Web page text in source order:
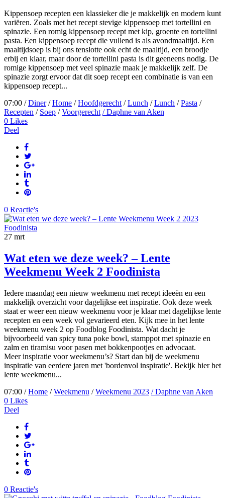
Kippensoep recepten een klassieker die je makkelijk en modern kunt
variëren. Zoals met het recept stevige kippensoep met tortellini en
spinazie. Een romig kippensoep recept met kip, groente en tortellini
pasta. Een kippensoep recept die vullend is als avondmaaltijd. Een
maaltijdsoep is bij ons tenslotte ook echt de maaltijd, een broodje
erbij en klaar, maar door de tortellini pasta is dit geeneens nodig. De
romige kippensoep met veel spinazie maak je makkelijk zelf. De
spinazie zorgt ervoor dat dit soep recept een combinatie is van een
kippensoep recept...
07:00 /Diner/Home /Hoofdgerecht /Lunch /Lunch /Pasta /
Recepten / Soep /Voorgerecht / Daphne van Aken
0 Likes
Deel
0 Reactie's
27 mrt
Wat eten we deze week? – Lente
Weekmenu Week 2 Foodinista
Iedere maandag een nieuw weekmenu met recept ideeën en een
makkelijk overzicht voor dagelijkse eet inspiratie. Ook deze week
staat er weer een nieuw weekmenu voor je klaar met dagelijkse lente
recepten en een week vol gevarieerd eten. Kijk mee in het lente
weekmenu week 2 op Foodblog Foodinista. Wat dacht je
bijvoorbeeld van spicy tuna poke bowl, stamppot met spinazie en
zalm en tiramisu voor pasen met bokkenpootjes en advocaat.
Meer inspiratie voor weekmenu’s? Start dan bij de weekmenu
inspiratie van eerdere jaren met 'bordenvol inspiratie'. Bekijk hier het
lente weekmenu...
07:00 /Home /Weekmenu /Weekmenu 2023 / Daphne van Aken
0 Likes
Deel
0 Reactie's